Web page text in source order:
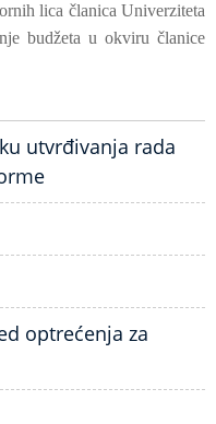
lica članica Univerziteta
budžeta u okviru članice
utvrđivanja rada
optrećenja za